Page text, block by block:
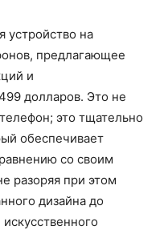
на
предлагающее
и
долларов. Это не
это тщательно
обеспечивает
со своим
разоряя при этом
дизайна до